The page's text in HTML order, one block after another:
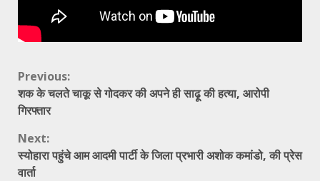
Continue
Reading
Previous:
शक के चलते चाकू से गोदकर की अपने ही साढ़ू की हत्या, आरोपी
गिरफ्तार
Next:
स्योहारा पहुंचे आम आदमी पार्टी के जिला प्रभारी अशोक कमांडो, की प्रेस
वार्ता